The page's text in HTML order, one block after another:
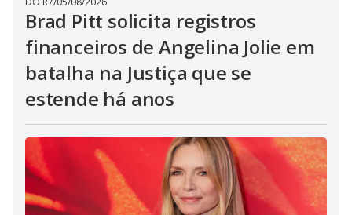
Brad Pitt solicita registros
financeiros de Angelina Jolie em
batalha na Justiça que se
estende há anos